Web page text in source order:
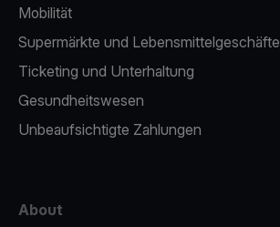
Mobilität
Supermärkte und Lebensmittelgeschäfte
Ticketing und Unterhaltung
Gesundheitswesen
Unbeaufsichtigte Zahlungen
About